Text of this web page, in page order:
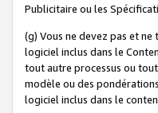
Publicitaire ou les
(g) Vous ne devez pas et
logiciel inclus dans le
tout autre processus ou
modèle ou des
logiciel inclus dans le